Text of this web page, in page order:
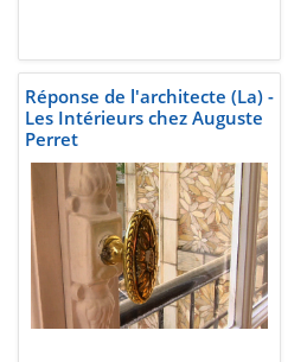
Réponse de l'architecte (La) -
Les Intérieurs chez Auguste
Perret